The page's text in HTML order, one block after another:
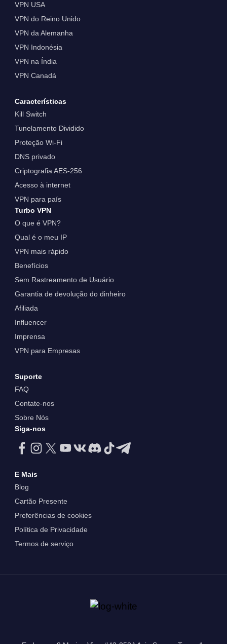
VPN USA
VPN do Reino Unido
VPN da Alemanha
VPN Indonésia
VPN na Índia
VPN Canadá
Características
Kill Switch
Tunelamento Dividido
Proteção Wi-Fi
DNS privado
Criptografia AES-256
Acesso à internet
VPN para país
Turbo VPN
O que é VPN?
Qual é o meu IP
VPN mais rápido
Benefícios
Sem Rastreamento de Usuário
Garantia de devolução do dinheiro
Afiliada
Influencer
Imprensa
VPN para Empresas
Suporte
FAQ
Contate-nos
Sobre Nós
Siga-nos
E Mais
Blog
Cartão Presente
Preferências de cookies
Política de Privacidade
Termos de serviço